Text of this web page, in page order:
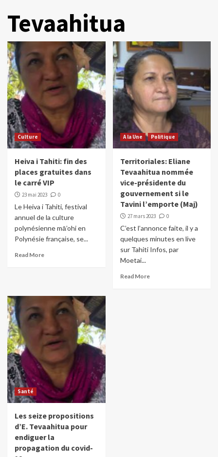
Tevaahitua
Culture
Heiva i Tahiti: fin des
places gratuites dans
le carré VIP
23 mai 2023 0
Le Heiva i Tahiti, festival
annuel de la culture
polynésienne mā’ohi en
Polynésie française, se...
Read More
A la Une Politique
Territoriales: Eliane
Tevaahitua nommée
vice-présidente du
gouvernement si le
Tavini l’emporte (Maj)
27 mars 2023 0
C’est l’annonce faite, il y a
quelques minutes en live
sur Tahiti Infos, par
Moetai...
Read More
Santé
Les seize propositions
d’E. Tevaahitua pour
endiguer la
propagation du covid-